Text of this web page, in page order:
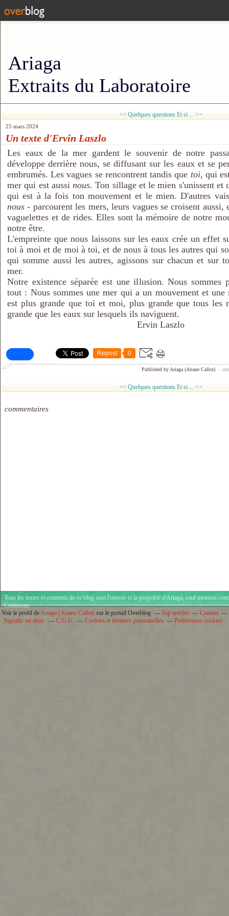
Ariaga
Extraits du Laboratoire
<< Quelques questions Et si ... >>
25 mars 2024
Un texte d'Ervin Laszlo
Les eaux de la mer gardent le souvenir de notre
développe derrière nous, se diffusant sur les eaux et se
embrumés. Les vagues se rencontrent tandis que toi, qui
mer qui est aussi nous. Ton sillage et le mien s'unissent et
qui est à la fois ton mouvement et le mien. D'autres
nous - parcourent les mers, leurs vagues se croisent aussi,
vaguelettes et de rides. Elles sont la mémoire de notre
notre être.
L'empreinte que nous laissons sur les eaux crée un effet
toi à moi et de moi à toi, et de nous à tous les autres qui
qui somme aussi les autres, agissons sur chacun et sur
mer.
Notre existence séparée est une illusion. Nous sommes
tout : Nous sommes une mer qui a un mouvement et
est plus grande que toi et moi, plus grande que tous les
grande que les eaux sur lesquels ils naviguent.
Ervin Laszlo
Repost 0
Published by Ariaga (Ariane Callot) -
<< Quelques questions Et si ... >>
commentaires
Tous les textes et contenus de ce blog sont l'oeuvre et la propriété d'Ariaga, sauf mention
Commons.
Voir le profil deAriaga (Ariane Callot) sur le portail Overblog Top articles
Contact
Signaler un abus
C.G.U. Cookies et données personnelles Préférences cookies